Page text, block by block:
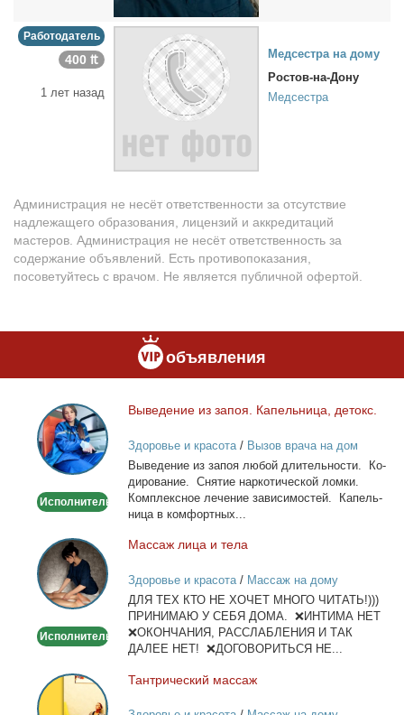
Работодатель
400 ₶
1 лет назад
Мед­сест­ра на до­му
Ростов-на-Дону
Медсестра
Администрация не несёт ответственности за отсутствие
надлежащего образования, лицензий и аккредитаций
мастеров. Администрация не несёт ответственность за
содержание объявлений. Есть противопоказания,
посоветуйтесь с врачом. Не является публичной офертой.
объявления
Выведение
из
запоя.
Капельница,
Исполнитель
Вы­ве­де­ние из за­поя. Ка­пель­ни­ца, де­токс.
Здоровье и красота/ Вызов врача на дом
Вы­ве­де­ние из за­поя лю­бой дли­тель­но­сти. Ко­
ди­ро­ва­ние. Сня­тие нар­ко­ти­че­ской лом­ки.
Ком­плекс­ное ле­че­ние за­ви­си­мо­стей. Ка­пель­
ни­ца в ком­форт­ных...
Массаж
лица
и
тела
Исполнитель
Мас­саж ли­ца и те­ла
Здоровье и красота/ Массаж на дому
ДЛЯ ТЕХ КТО НЕ ХОЧЕТ МНОГО ЧИТАТЬ!)))
ПРИНИМАЮ У СЕБЯ ДОМА. ❌ИНТИМА НЕТ
❌ОКОНЧАНИЯ, РАССЛАБЛЕНИЯ И ТАК
ДАЛЕЕ НЕТ! ❌ДОГОВОРИТЬСЯ НЕ...
Тантрический
массаж
Тан­три­че­ский мас­саж